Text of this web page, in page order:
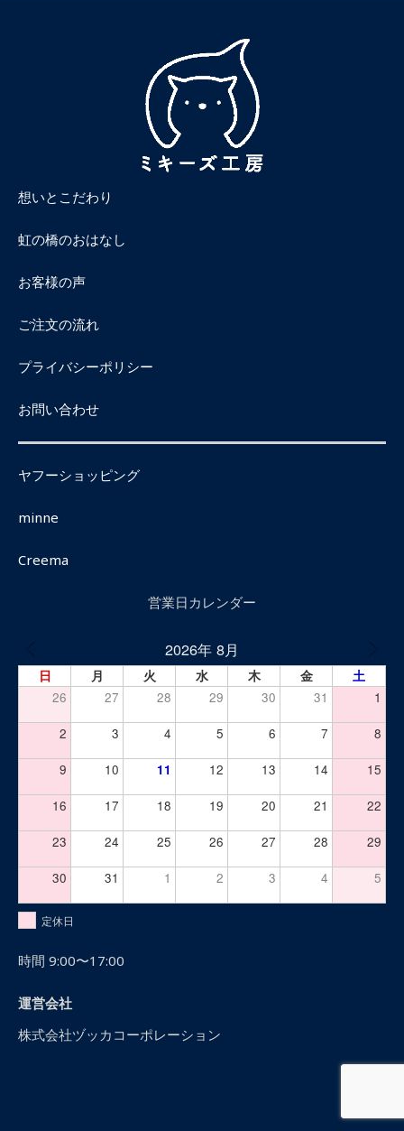
想いとこだわり
虹の橋のおはなし
お客様の声
ご注文の流れ
プライバシーポリシー
お問い合わせ
ヤフーショッピング
minne
Creema
営業日カレンダー
2026年 8月
日 月 火 水 木 金
土
26
27 28 29 30 31 1
2 3 4 5 6 7 8
9 10 11 12 13 14 15
16 17 18 19 20 21 22
23 24 25 26 27 28 29
30 31 1 2 3 4 5
定休日
時間 9:00〜17:00
運営会社
株式会社ヅッカコーポレーション